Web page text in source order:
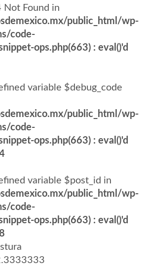
Not Found in
public_html/wp-
code-
ops.php(663) : eval()'d
variable $debug_code
public_html/wp-
code-
ops.php(663) : eval()'d
variable $post_id in
public_html/wp-
code-
ops.php(663) : eval()'d